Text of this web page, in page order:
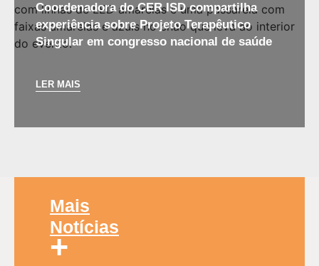
Coordenadora do CER ISD compartilha
experiência sobre Projeto Terapêutico
Singular em congresso nacional de saúde
LER MAIS
Mais
Notícias
+